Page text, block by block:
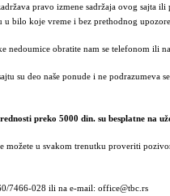
pravo izmene sadržaja ovog sajta
u bilo koje vreme i bez prethodnog
nedoumice obratite nam se telefonom ili
su deo naše ponude i ne podrazumeva
preko 5000 din. su besplatne na
možete u svakom trenutku proveriti
7466-028 ili na e-mail: office@tbc.rs